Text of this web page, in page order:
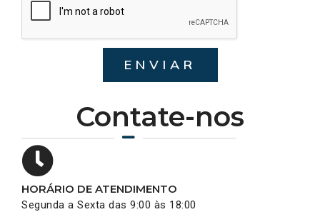
Contate-nos
HORÁRIO DE ATENDIMENTO
Segunda a Sexta das 9:00 às 18:00
ENVIAR